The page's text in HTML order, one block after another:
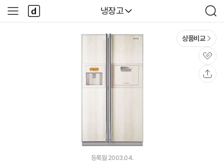
다나와
냉장고
검
색
사
이
다
나
와
상품비교
관
심
등록월 2003.04.